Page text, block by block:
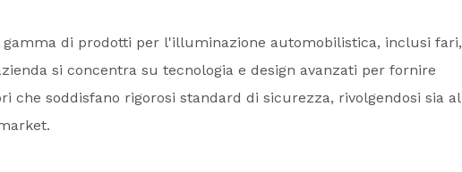
gamma di prodotti per l'illuminazione automobilistica, inclusi fari,
si concentra su tecnologia e design avanzati per fornire
che soddisfano rigorosi standard di sicurezza, rivolgendosi sia al